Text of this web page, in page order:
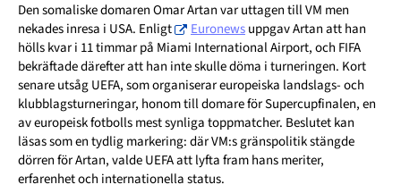
Den somaliske domaren Omar Artan var uttagen till VM men
nekades inresa i USA. Enligt
Euronewsuppgav Artan att han
hölls kvar i 11 timmar på Miami International Airport, och FIFA
bekräftade därefter att han inte skulle döma i turneringen. Kort
senare utsåg UEFA, som organiserar europeiska landslags- och
klubblagsturneringar, honom till domare för Supercupfinalen, en
av europeisk fotbolls mest synliga toppmatcher. Beslutet kan
läsas som en tydlig markering: där VM:s gränspolitik stängde
dörren för Artan, valde UEFA att lyfta fram hans meriter,
erfarenhet och internationella status.